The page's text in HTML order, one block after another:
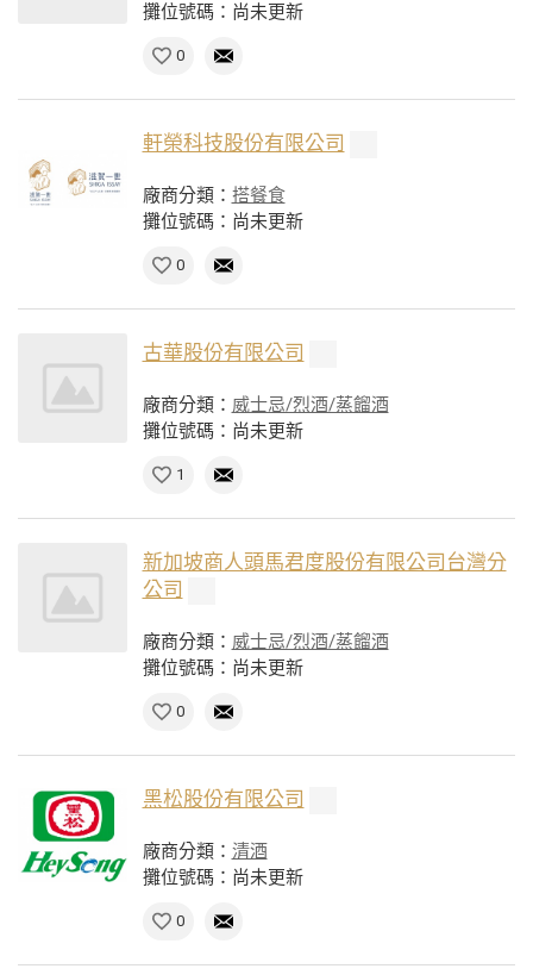
攤位號碼：尚未更新
0
軒榮科技股份有限公司
廠商分類： 搭餐食
攤位號碼：尚未更新
0
古華股份有限公司
廠商分類： 威士忌/烈酒/蒸餾酒
攤位號碼：尚未更新
1
新加坡商人頭馬君度股份有限公司台灣分
公司
廠商分類： 威士忌/烈酒/蒸餾酒
攤位號碼：尚未更新
0
黑松股份有限公司
廠商分類： 清酒
攤位號碼：尚未更新
0